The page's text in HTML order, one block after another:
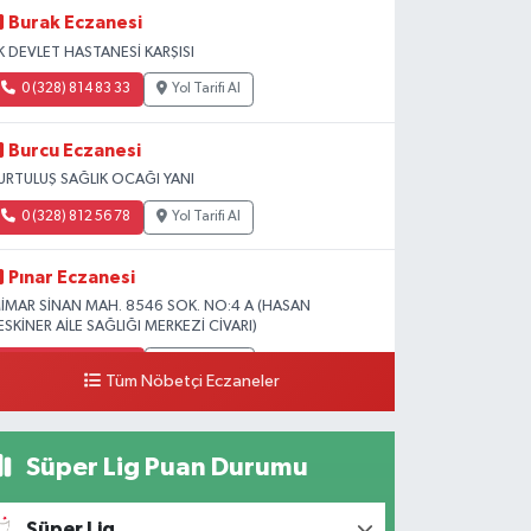
Burak Eczanesi
DEVLET HASTANESİ KARŞISI
0 (328) 814 83 33 Yol Tarifi Al
Burcu Eczanesi
SAĞLIK OCAĞI YANI
0 (328) 812 56 78 Yol Tarifi Al
Pınar Eczanesi
SİNAN MAH. 8546 SOK. NO:4 A (HASAN
AİLE SAĞLIĞI MERKEZİ CİVARI)
Tüm Nöbetçi Eczaneler
Süper Lig Puan Durumu